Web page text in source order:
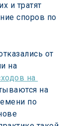
и тратят
споров по
от
на
на
на
по